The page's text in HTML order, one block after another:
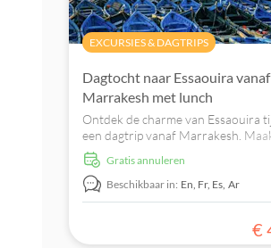
EXCURSIES & DAGTRIPS
Dagtocht naar Essaouira vanaf
Marrakesh met lunch
Ontdek de charme van Essaouira
een dagtrip vanaf Marrakesh.
kennis met de door UNESCO
medina, lokale ambachtslieden en
traditionele Gnawa-muziek. Boek
Gratis annuleren
Beschikbaar in: En, Fr, Es, Ar
€